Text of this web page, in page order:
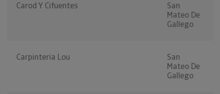
Carod Y Cifuentes
San
Mateo De
Gallego
Carpinteria Lou
San
Mateo De
Gallego